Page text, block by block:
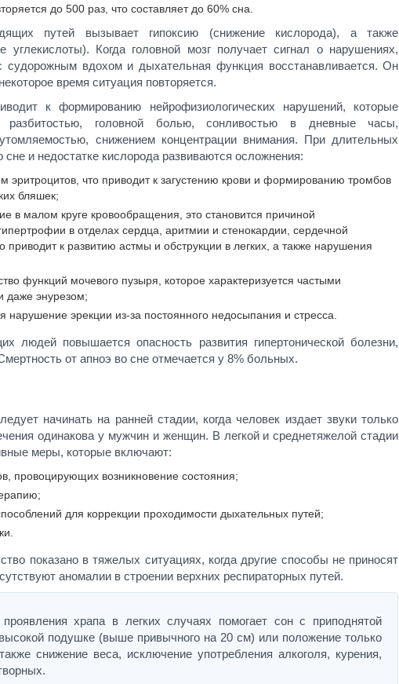
до 500 раз, что составляет до 60% сна.
путей вызывает гипоксию (снижение кислорода), а также
углекислоты). Когда головной мозг получает сигнал о нарушениях,
судорожным вдохом и дыхательная функция восстанавливается. Он
время ситуация повторяется.
к формированию нейрофизиологических нарушений, которые
разбитостью, головной болью, сонливостью в дневные часы,
снижением концентрации внимания. При длительных
и недостатке кислорода развиваются осложнения:
эритроцитов, что приводит к загустению крови и формированию тромбов
бляшек;
в малом круге кровообращения, это становится причиной
в отделах сердца, аритмии и стенокардии, сердечной
приводит к развитию астмы и обструкции в легких, а также нарушения
функций мочевого пузыря, которое характеризуется частыми
даже энурезом;
нарушение эрекции из-за постоянного недосыпания и стресса.
людей повышается опасность развития гипертонической болезни,
от апноэ во сне отмечается у 8% больных.
начинать на ранней стадии, когда человек издает звуки только
одинакова у мужчин и женщин. В легкой и среднетяжелой стадии
меры, которые включают:
провоцирующих возникновение состояния;
для коррекции проходимости дыхательных путей;
показано в тяжелых ситуациях, когда другие способы не приносят
аномалии в строении верхних респираторных путей.
храпа в легких случаях помогает сон с приподнятой
подушке (выше привычного на 20 см) или положение только
снижение веса, исключение употребления алкоголя, курения,